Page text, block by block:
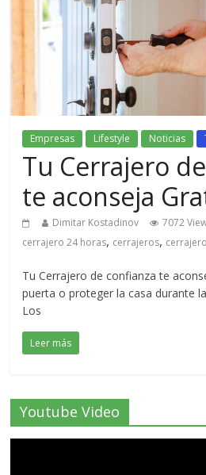
Empresas Lifestyle Noticias
Tu Cerrajero
te aconseja
Dimitar Kostadinov 7072
cerrajero 24 horas, cerrajeros,
Tu Cerrajero de confianza te
puerta o proteger la casa durante
Los
Leer más
Youtube Video